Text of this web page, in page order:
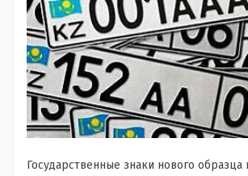
Государственные знаки нового